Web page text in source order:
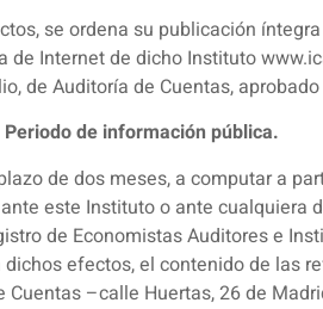
se ordena su publicación
de Internet de dicho Instituto
de Auditoría de Cuentas,
de información pública.
de dos meses, a computar a
este Instituto o ante cualquiera
de Economistas Auditores e
dichos efectos, el contenido de las
Cuentas –calle Huertas, 26 de